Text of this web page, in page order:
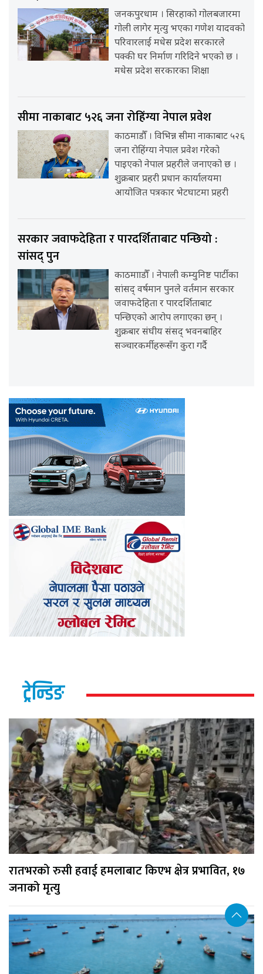
जनकपुरधाम । सिरहाको गोलबजारमा
गोली लागेर मृत्यु भएका गणेश यादवको
परिवारलाई मधेस प्रदेश सरकारले
पक्की घर निर्माण गरिदिने भएको छ ।
मधेस प्रदेश सरकारका शिक्षा
सीमा नाकाबाट ५२६ जना रोहिंग्या नेपाल प्रवेश
काठमाडौँ । विभिन्न सीमा नाकाबाट ५२६
जना रोहिंग्या नेपाल प्रवेश गरेको
पाइएको नेपाल प्रहरीले जनाएको छ ।
शुक्रबार प्रहरी प्रधान कार्यालयमा
आयोजित पत्रकार भेटघाटमा प्रहरी
सरकार जवाफदेहिता र पारदर्शिताबाट पन्छियो :
सांसद् पुन
काठमााडौँ । नेपाली कम्युनिष्ट पार्टीका
सांसद् वर्षमान पुनले वर्तमान सरकार
जवाफदेहिता र पारदर्शिताबाट
पन्छिएको आरोप लगाएका छन् ।
शुक्रबार संघीय संसद् भवनबाहिर
सञ्चारकर्मीहरूसँग कुरा गर्दै
ट्रेन्डिङ
रातभरको रुसी हवाई हमलाबाट किएभ क्षेत्र प्रभावित, १७
जनाको मृत्यु